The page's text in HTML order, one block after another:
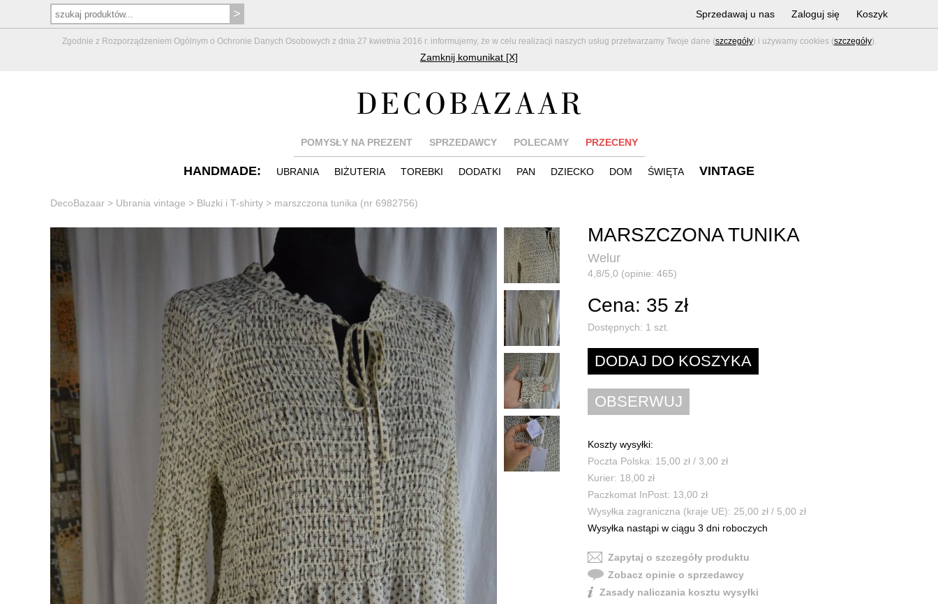
Zgodnie z Rozporządzeniem Ogólnym o Ochronie Danych Osobowych z dnia 27 kwietnia 2016 r. informujemy, że w celu realizacji naszych usług przetwarzamy Twoje dane (szczegóły) i używamy cookies (szczegóły).
Zamknij komunikat [X]
Sprzedawaj u nas Zaloguj się Koszyk
POMYSŁY NA PREZENT SPRZEDAWCY POLECAMY PRZECENY
HANDMADE: UBRANIA BIŻUTERIA TOREBKI DODATKI PAN DZIECKO DOM ŚWIĘTA VINTAGE
DecoBazaar > Ubrania vintage > Bluzki i T-shirty > marszczona tunika (nr 6982756)
MARSZCZONA TUNIKA
Welur
4,8/5,0 (opinie: 465)
Cena: 35 zł
Dostępnych: 1 szt.
Koszty wysyłki:
Poczta Polska: 15,00 zł / 3,00 zł
Kurier: 18,00 zł
Paczkomat InPost: 13,00 zł
Wysyłka zagraniczna (kraje UE): 25,00 zł / 5,00 zł
Wysyłka nastąpi w ciągu 3 dni roboczych
Zapytaj o szczegóły produktu
Zobacz opinie o sprzedawcy
Zasady naliczania kosztu wysyłki